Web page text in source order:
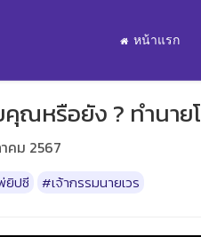
หน้าแรก
คุณหรือยัง ? ทำนา
คม 2567
ยิปซี #เจ้ากรรมนายเวร